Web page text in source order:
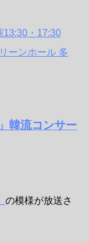
13:30・17:30
ーンホール 多
韓流コンサー
の模様が放送さ